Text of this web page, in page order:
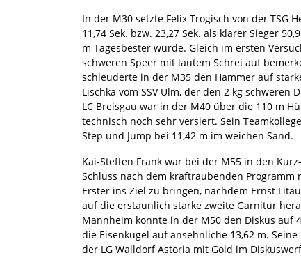
In der M30 setzte Felix Trogisch von der TSG
11,74 Sek. bzw. 23,27 Sek. als klarer Sieger
m Tagesbester wurde. Gleich im ersten
schweren Speer mit lautem Schrei auf
schleuderte in der M35 den Hammer auf
Lischka vom SSV Ulm, der den 2 kg
LC Breisgau war in der M40 über die 110 m
technisch noch sehr versiert. Sein
Step und Jump bei 11,42 m im weichen Sand.
Kai-Steffen Frank war bei der M55 in den
Schluss nach dem kraftraubenden Programm
Erster ins Ziel zu bringen, nachdem Ernst
auf die erstaunlich starke zweite Garnitur
Mannheim konnte in der M50 den Diskus auf
die Eisenkugel auf ansehnliche 13,62 m.
der LG Walldorf Astoria mit Gold im